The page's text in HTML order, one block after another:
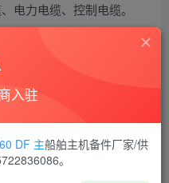
电力电缆、控制电缆。
下吧
入驻
DF 主船舶主机备件厂家/供
。